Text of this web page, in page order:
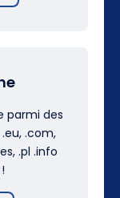
parmi des
.com,
.pl .info